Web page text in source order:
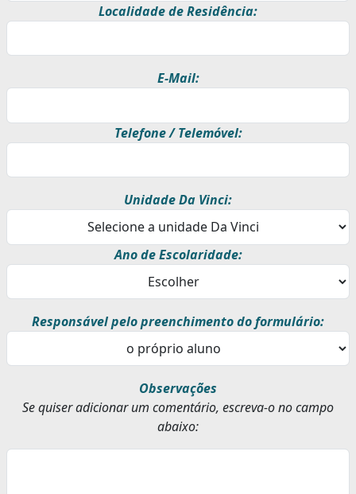
Localidade de Residência:
E-Mail:
Telefone / Telemóvel:
Unidade Da Vinci:
Ano de Escolaridade:
Responsável pelo preenchimento do formulário:
Observações
Se quiser adicionar um comentário, escreva-o no campo
abaixo: